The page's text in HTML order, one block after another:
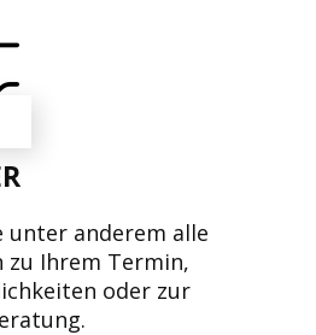
unter anderem alle
Ihrem Termin,
oder zur